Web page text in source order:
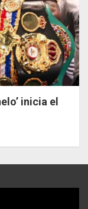
inicia el